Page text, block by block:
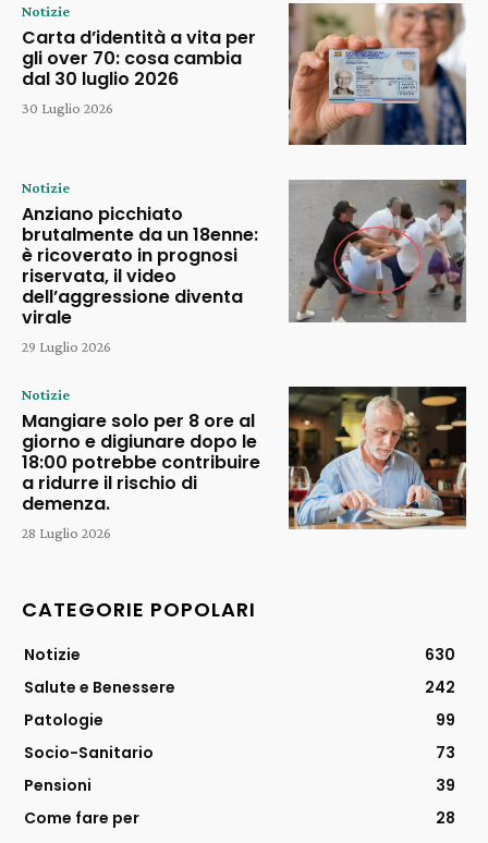
Notizie
Carta d’identità a vita per
gli over 70: cosa cambia
dal 30 luglio 2026
30 Luglio 2026
Notizie
Anziano picchiato
brutalmente da un 18enne:
è ricoverato in prognosi
riservata, il video
dell’aggressione diventa
virale
29 Luglio 2026
Notizie
Mangiare solo per 8 ore al
giorno e digiunare dopo le
18:00 potrebbe contribuire
a ridurre il rischio di
demenza.
28 Luglio 2026
CATEGORIE POPOLARI
Notizie
630
Salute e Benessere
242
Patologie
99
Socio-Sanitario
73
Pensioni
39
Come fare per
28